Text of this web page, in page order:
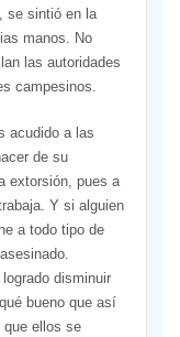
se sintió en la
manos. No
las autoridades
campesinos.
acudido a las
de su
extorsión, pues a
Y si alguien
a todo tipo de
disminuir
bueno que así
que ellos se